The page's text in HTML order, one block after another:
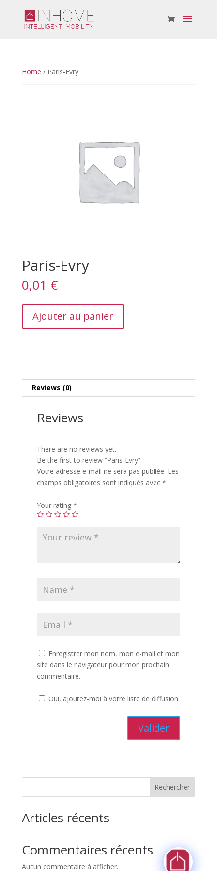
Home / Paris-Evry
Paris-Evry
0,01 €
EvryAjouter au panier
Reviews (0)
Reviews
There are no reviews yet.
Be the first to review “Paris-Evry”
Votre adresse e-mail ne sera pas publiée. Les
champs obligatoires sont indiqués avec *
Your rating *
Enregistrer mon nom, mon e-mail et mon
site dans le navigateur pour mon prochain
commentaire.
Oui, ajoutez-moi à votre liste de diffusion.
Rechercher
Articles récents
Commentaires récents
Aucun commentaire à afficher.